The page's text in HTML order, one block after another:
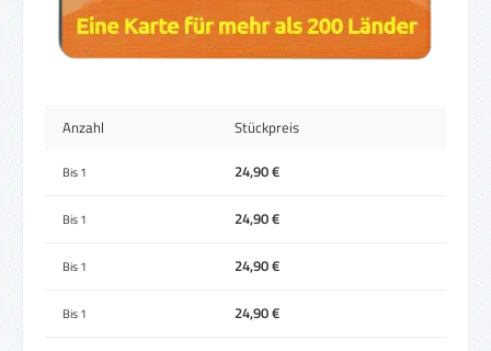
Anzahl Stückpreis
Bis1 24,90 €
Bis1 24,90 €
Bis1 24,90 €
Bis1 24,90 €